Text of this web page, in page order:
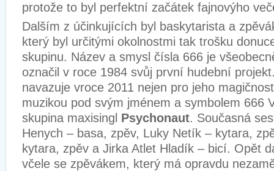
protože to byl perfektní začátek fajnovýho
Dalším z účinkujících byl baskytarista a
který byl určitými okolnostmi tak trošku
skupinu. Název a smysl čísla 666 je
označil v roce 1984 svůj první hudební
navazuje vroce 2011 nejen pro jeho
muzikou pod svým jménem a symbolem 666
skupina maxisingl Psychonaut. Současná
Henych – basa, zpěv, Luky Netík – kytara,
kytara, zpěv a Jirka Atlet Hladík – bicí. Opět
včele se zpěvákem, který má opravdu